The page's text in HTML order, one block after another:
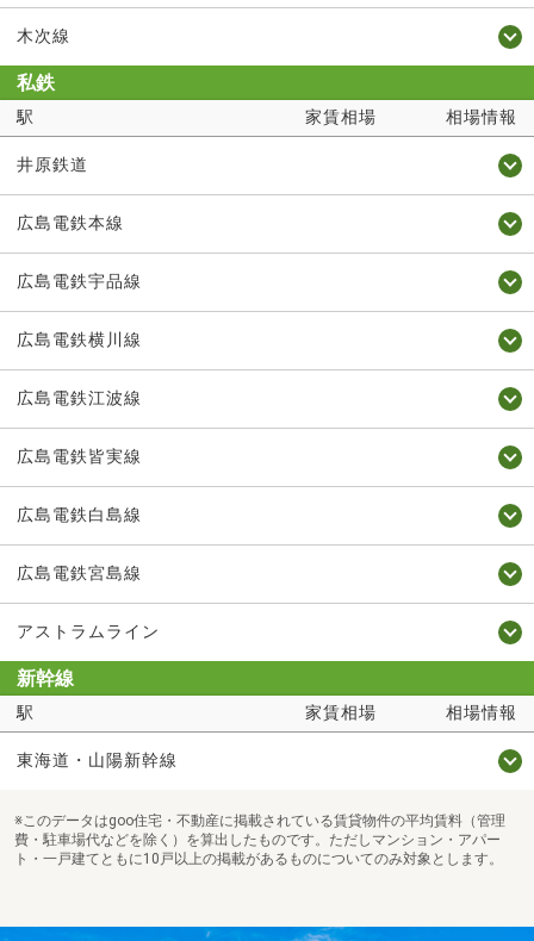
木次線
私鉄
駅 家賃相場 相場情報
井原鉄道
広島電鉄本線
広島電鉄宇品線
広島電鉄横川線
広島電鉄江波線
広島電鉄皆実線
広島電鉄白島線
広島電鉄宮島線
アストラムライン
新幹線
駅 家賃相場 相場情報
東海道・山陽新幹線
※このデータはgoo住宅・不動産に掲載されている賃貸物件の平均賃料（管理
費・駐車場代などを除く）を算出したものです。ただしマンション・アパー
ト・一戸建てともに10戸以上の掲載があるものについてのみ対象とします。